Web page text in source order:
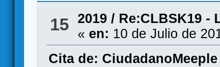
15 2019 / Re:CLBSK19 -
« en: 10 de Julio de
Cita de: